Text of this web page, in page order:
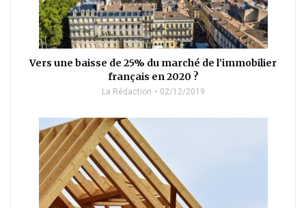
Vers une baisse de 25% du marché de l’immobilier
français en 2020 ?
La Rédaction 02/12/2019